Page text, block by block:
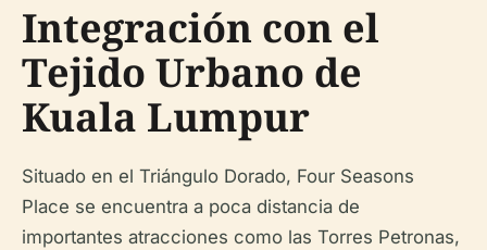
Integración con el
Tejido Urbano de
Kuala Lumpur
Situado en el Triángulo Dorado, Four Seasons
Place se encuentra a poca distancia de
importantes atracciones como las Torres Petronas,